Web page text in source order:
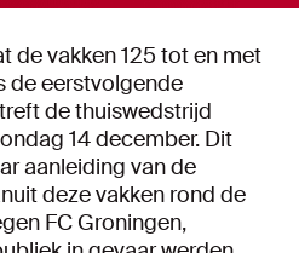
de vakken 125 tot en met
de eerstvolgende
de thuiswedstrijd
14 december. Dit
aanleiding van de
deze vakken rond de
FC Groningen,